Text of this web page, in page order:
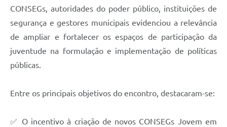
CONSEGs, autoridades do poder público, instituições de
segurança e gestores municipais evidenciou a relevância
de ampliar e fortalecer os espaços de participação da
juventude na formulação e implementação de políticas
públicas.
Entre os principais objetivos do encontro, destacaram-se:
✅ O incentivo à criação de novos CONSEGs Jovem em